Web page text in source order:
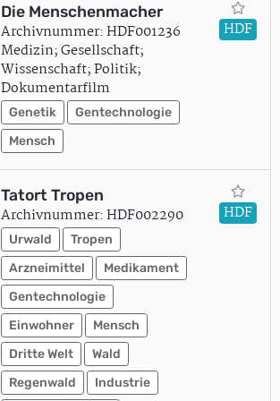
Die Menschenmacher
Archivnummer: HDF001236
Medizin; Gesellschaft;
Wissenschaft; Politik;
Dokumentarfilm
Genetik
Gentechnologie
Mensch
HDF
Tatort Tropen
Archivnummer: HDF002290
Urwald
Tropen
Arzneimittel
Medikament
Gentechnologie
Einwohner
Mensch
Dritte Welt
Wald
Regenwald
Industrie
HDF